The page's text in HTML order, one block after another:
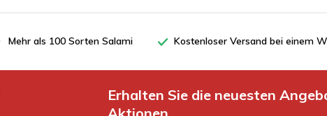
Mehr als 100 Sorten Salami Kostenloser Versand bei einem
Erhalten Sie die neuesten